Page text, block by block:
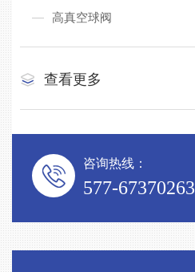
高真空球阀
查看更多
咨询热线：
577-67370263